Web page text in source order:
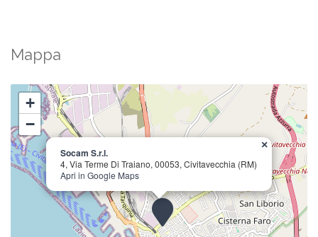
Mappa
Socam S.r.l.
4, Via Terme Di Traiano, 00053, Civitavecchia (RM)
Apri in Google Maps
×
+
−